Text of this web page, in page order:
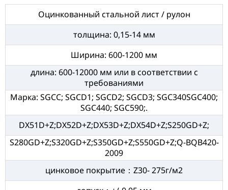
Оцинкованный стальной лист / рулон
толщина: 0,15-14 мм
Ширина: 600-1200 мм
длина: 600-12000 мм или в соответствии с
требованиями
Марка: SGCC; SGCD1; SGCD2; SGCD3; SGC340SGC400;
SGC440; SGC590;.
DX51D+Z;DX52D+Z;DX53D+Z;DX54D+Z;S250GD+Z;
S280GD+Z;S320GD+Z;S350GD+Z;S550GD+Z;Q-BQB420-
2009
цинковое покрытие：Z30- 275г/м2